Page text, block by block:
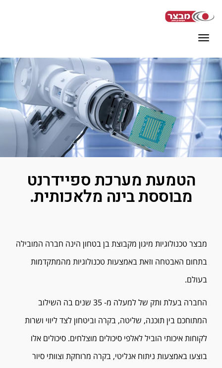
הטמעת מערכת ספיידרנט
מבוססת בינה מלאכותית.
מבצר טכנולוגיות מיגון מקבוצת בן בטחון הינה חברה המובילה
בתחום האבטחה וזאת באמצעות טכנולוגיות מהמתקדמות
בעולם.
החברה בעלת ותק של למעלה מ- 35 שנים בה השילוב
המתוחכם בין תוכנה, שליטה, בקרה וביטחון לצד ליווי ושרות
לקוחות איכותי הוביל לאלפי סיכולים מוצלחים. סיכולים אלו
בוצעו באמצעות ניתוח אנליטי, בקרה מרוחקת וצוותי סיור